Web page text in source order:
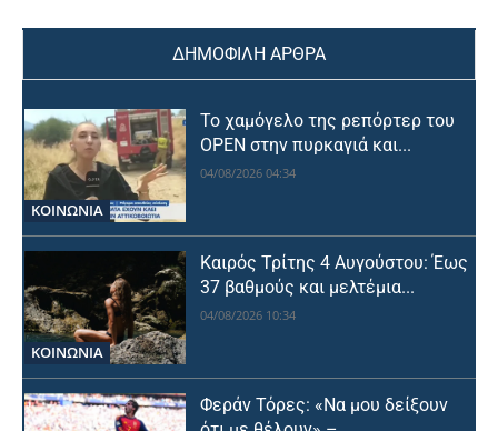
ΔΗΜΟΦΙΛΗ ΑΡΘΡΑ
ΚΟΙΝΩΝΙΑ
Το χαμόγελο της ρεπόρτερ του
OPEN στην πυρκαγιά και...
04/08/2026 04:34
ΚΟΙΝΩΝΙΑ
Καιρός Τρίτης 4 Αυγούστου: Έως
37 βαθμούς και μελτέμια...
04/08/2026 10:34
Φεράν Τόρες: «Να μου δείξουν